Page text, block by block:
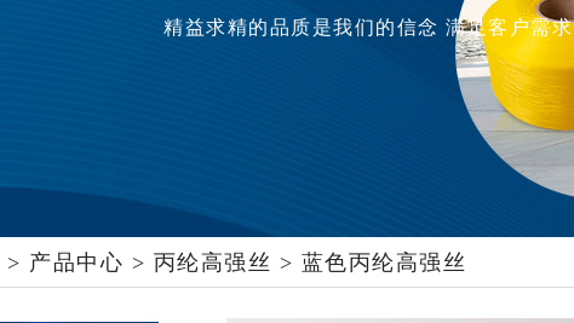
精益求精的品质是我们的信念 满足客户需求
> 产品中心 > 丙纶高强丝 > 蓝色丙纶高强丝